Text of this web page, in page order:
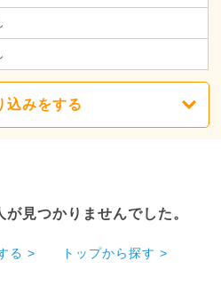
込みをする
見つかりませんでした。
る > トップから探す >